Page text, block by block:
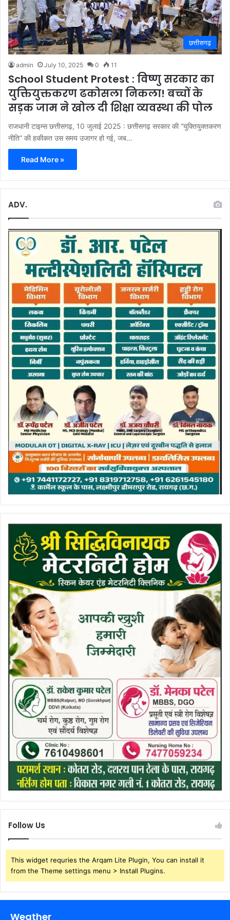
छत्तीसगढ़
admin July 10, 2025 0 11
School Student Protest : विष्णु सरकार का
युक्तियुक्तकरण ढकोसला निकला! बच्चों के
सड़क जाम ने खोल दी शिक्षा व्यवस्था की पोल
राजधानी टाइम्स छत्तीसगढ़, 10 जुलाई 2025 : छत्तीसगढ़ सरकार की “युक्तियुक्तकरण
नीति” की हकीकत उस समय उजागर हो गई, जब…
Read More »
ADV.
Follow Us
This widget requries the Arqam Lite Plugin, You can install it
from the Theme settings menu > Install Plugins.
Weather